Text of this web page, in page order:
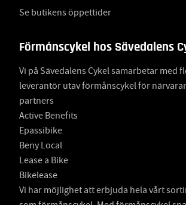
Se butikens öppettider
Förmånscykel hos Sävedalens
Vi på Sävedalens Cykel samarbetar med
leverantör utav förmånscykel för
partners
Active Benefits
Epassibike
Beny Local
Lease a Bike
Bikelease
Vi har möjlighet att erbjuda hela vårt